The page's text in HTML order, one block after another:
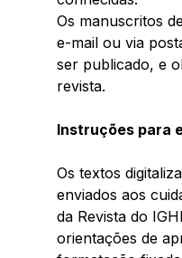
Os manuscritos
e-mail ou via
ser publicado, e
revista.
Instruções para
Os textos
enviados aos
da Revista do
orientações de